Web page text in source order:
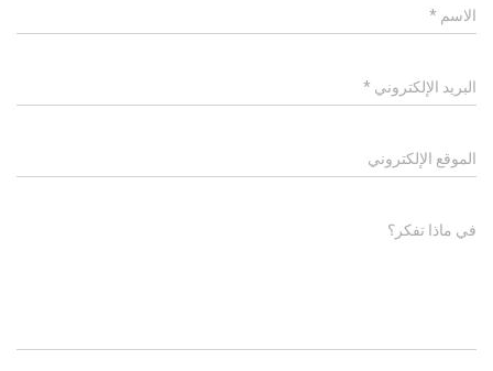
الاسم *
البريد الإلكتروني *
الموقع الإلكتروني
في ماذا تفكر؟